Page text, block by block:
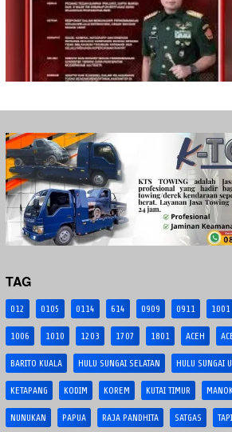
TAG
012 0105 0114 614 0909 0911 1001
1006 1010 1203 1707 1801 ACEH
BARITO KUALA HULU SUNGAI SELATAN HULU SUNGAI
KETAPANG KODIM KOREM KUTAI TIMUR
NUNUKAN PAPUA RAJA PANDHITA SATGAS